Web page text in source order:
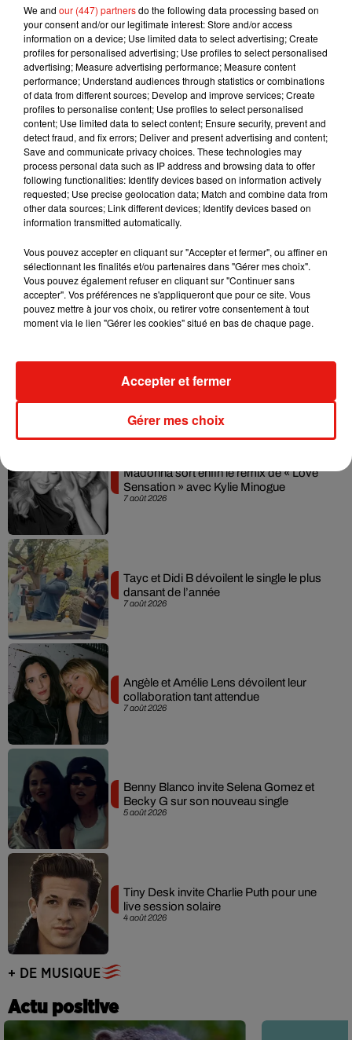
THC,Arizona Iced Tease différencie de la chaîne de fast-
food américaineCarl’s Jrou du glacierBen & Jerry’s
sont positionnés quant à eux sur l’exploitation du CBD pour
développer de nouveaux produits aux extraits de cannabis.
Pourtant, le CBD est un dérivé non psychoactif du cannabis.
Il ne fait donc pas planer et n’est pas nocif sur la santé,
contrairement au THC, qui agit sur le psychisme en
modifiant le rythme cérébral. À l'heure actuelle, on ne sait
toujours pas à quelle date cette boisson hors du commun
arrivera dans les rayons des supermarchés. Mais si de plus
en plus depays commencent à revoir leurlégislationsur la
consommation de cannabis, d'autres marques vont-elles finir
Musique
dans son nouveau clip
7 août 2026
Madonna sort enfin le remix de « Love
Sensation » avec Kylie Minogue
7 août 2026
Tayc et Didi B dévoilent le single le plus
dansant de l’année
7 août 2026
Angèle et Amélie Lens dévoilent leur
collaboration tant attendue
5 août 2026
Benny Blanco invite Selena Gomez et
Becky G sur son nouveau single
4 août 2026
Tiny Desk invite Charlie Puth pour une
live session solaire
+ DE MUSIQUE
Actu positive
We and our (447) partnersdo the following data processing based on
your consent and/or our legitimate interest: Store and/or access
information on a device; Use limited data to select advertising; Create
profiles for personalised advertising; Use profiles to select personalised
advertising; Measure advertising performance; Measure content
performance; Understand audiences through statistics or combinations
of data from different sources; Develop and improve services; Create
profiles to personalise content; Use profiles to select personalised
content; Use limited data to select content; Ensure security, prevent and
detect fraud, and fix errors; Deliver and present advertising and content;
Save and communicate privacy choices. These technologies may
process personal data such as IP address and browsing data to offer
following functionalities: Identify devices based on information actively
requested; Use precise geolocation data; Match and combine data from
other data sources; Link different devices; Identify devices based on
information transmitted automatically.
Vous pouvez accepter en cliquant sur "Accepter et fermer", ou affiner en
sélectionnant les finalités et/ou partenaires dans "Gérer mes choix".
Vous pouvez également refuser en cliquant sur "Continuer sans
accepter". Vos préférences ne s'appliqueront que pour ce site. Vous
pouvez mettre à jour vos choix, ou retirer votre consentement à tout
moment via le lien "Gérer les cookies" situé en bas de chaque page.
Gérer mes choix
Accepter et fermer